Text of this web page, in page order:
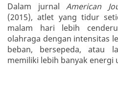
Dalam jurnal American
(2015), atlet yang tidur
malam hari lebih
olahraga dengan intensitas
beban, bersepeda, atau
memiliki lebih banyak energi